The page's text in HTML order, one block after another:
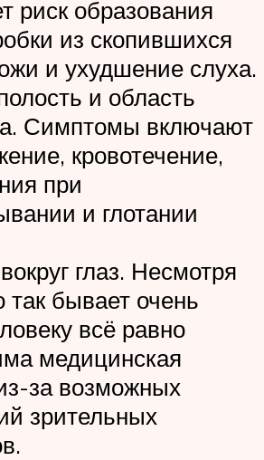
риск образования
из скопившихся
и ухудшение слуха.
и область
Симптомы включают
кровотечение,
при
и глотании
глаз. Несмотря
так бывает очень
всё равно
медицинская
за возможных
зрительных